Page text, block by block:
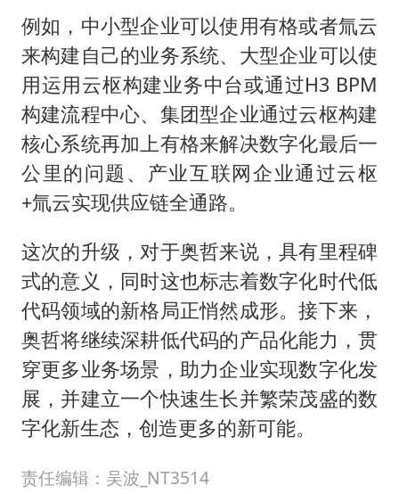
例如，中小型企业可以使用有格或者氚云
来构建自己的业务系统、大型企业可以使
用运用云枢构建业务中台或通过H3 BPM
构建流程中心、集团型企业通过云枢构建
核心系统再加上有格来解决数字化最后一
公里的问题、产业互联网企业通过云枢
+氚云实现供应链全通路。
这次的升级，对于奥哲来说，具有里程碑
式的意义，同时这也标志着数字化时代低
代码领域的新格局正悄然成形。接下来，
奥哲将继续深耕低代码的产品化能力，贯
穿更多业务场景，助力企业实现数字化发
展，并建立一个快速生长并繁荣茂盛的数
字化新生态，创造更多的新可能。
责任编辑：吴波_NT3514